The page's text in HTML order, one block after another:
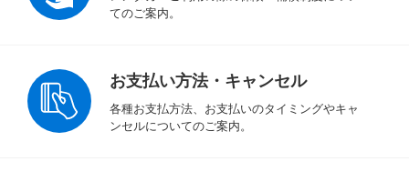
てのご案内。
お支払い方法・キャンセル
各種お支払方法、お支払いのタイミングやキャ
ンセルについてのご案内。